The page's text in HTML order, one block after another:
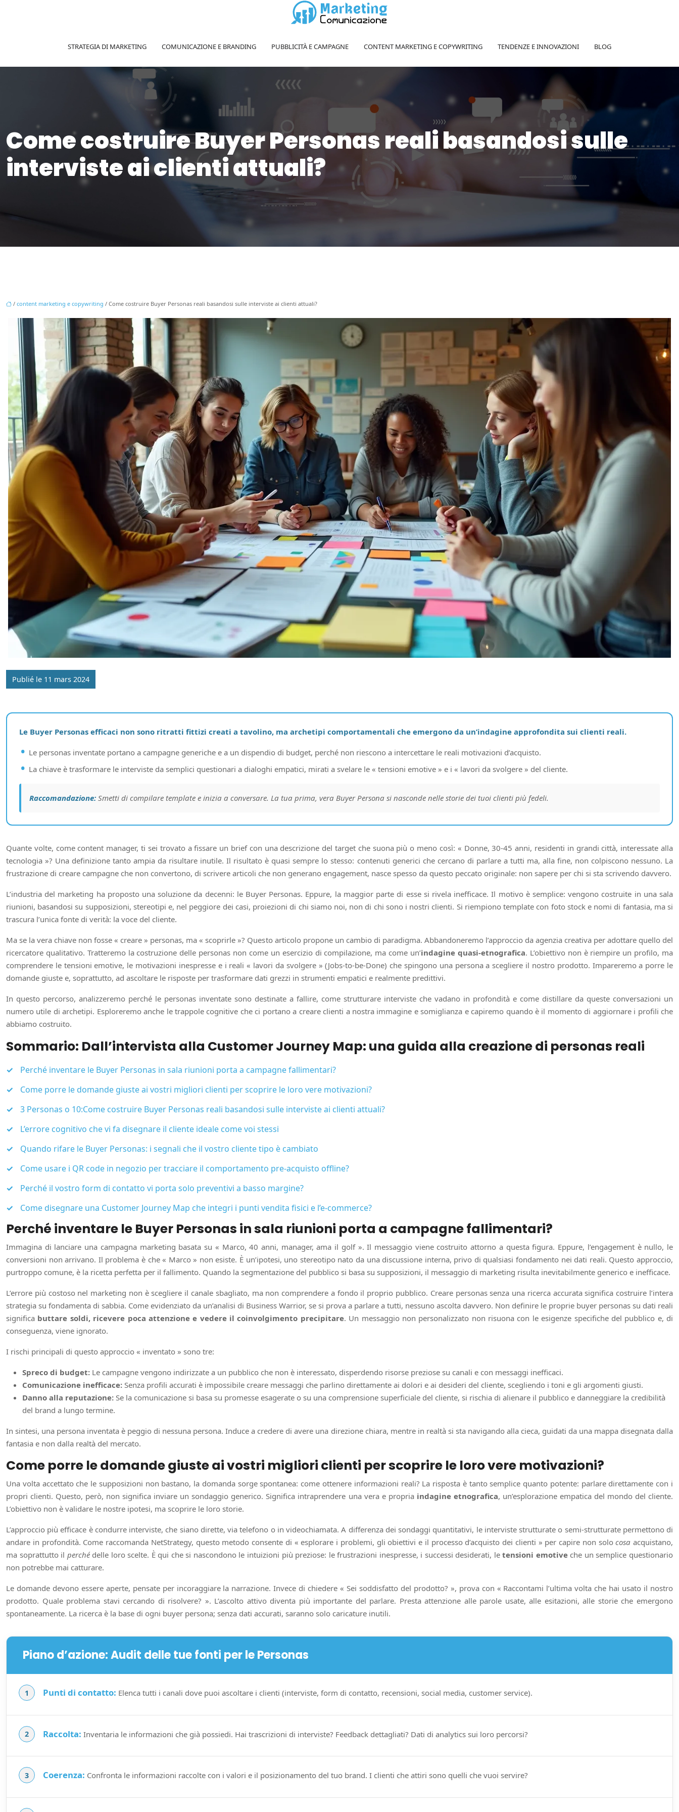
STRATEGIA DI MARKETING COMUNICAZIONE E BRANDING PUBBLICITÀ E CAMPAGNE CONTENT MARKETING E COPYWRITING TENDENZE E INNOVAZIONI BLOG
Come costruire Buyer Personas reali basandosi sulle
interviste ai clienti attuali?
/ content marketing e copywriting / Come costruire Buyer Personas reali basandosi sulle interviste ai clienti attuali?
Publié le 11 mars 2024
Le Buyer Personas efficaci non sono ritratti fittizi creati a tavolino, ma archetipi comportamentali che emergono da un’indagine approfondita sui clienti reali.
Le personas inventate portano a campagne generiche e a un dispendio di budget, perché non riescono a intercettare le reali motivazioni d’acquisto.
La chiave è trasformare le interviste da semplici questionari a dialoghi empatici, mirati a svelare le « tensioni emotive » e i « lavori da svolgere » del cliente.
Raccomandazione: Smetti di compilare template e inizia a conversare. La tua prima, vera Buyer Persona si nasconde nelle storie dei tuoi clienti più fedeli.
Quante volte, come content manager, ti sei trovato a fissare un brief con una descrizione del target che suona più o meno così: « Donne, 30-45 anni, residenti in grandi città, interessate alla
tecnologia »? Una definizione tanto ampia da risultare inutile. Il risultato è quasi sempre lo stesso: contenuti generici che cercano di parlare a tutti ma, alla fine, non colpiscono nessuno. La
frustrazione di creare campagne che non convertono, di scrivere articoli che non generano engagement, nasce spesso da questo peccato originale: non sapere per chi si sta scrivendo davvero.
L’industria del marketing ha proposto una soluzione da decenni: le Buyer Personas. Eppure, la maggior parte di esse si rivela inefficace. Il motivo è semplice: vengono costruite in una sala
riunioni, basandosi su supposizioni, stereotipi e, nel peggiore dei casi, proiezioni di chi siamo noi, non di chi sono i nostri clienti. Si riempiono template con foto stock e nomi di fantasia, ma si
trascura l’unica fonte di verità: la voce del cliente.
Ma se la vera chiave non fosse « creare » personas, ma « scoprirle »? Questo articolo propone un cambio di paradigma. Abbandoneremo l’approccio da agenzia creativa per adottare quello del
ricercatore qualitativo. Tratteremo la costruzione delle personas non come un esercizio di compilazione, ma come un’indagine quasi-etnografica. L’obiettivo non è riempire un profilo, ma
comprendere le tensioni emotive, le motivazioni inespresse e i reali « lavori da svolgere » (Jobs-to-be-Done) che spingono una persona a scegliere il nostro prodotto. Impareremo a porre le
domande giuste e, soprattutto, ad ascoltare le risposte per trasformare dati grezzi in strumenti empatici e realmente predittivi.
In questo percorso, analizzeremo perché le personas inventate sono destinate a fallire, come strutturare interviste che vadano in profondità e come distillare da queste conversazioni un
numero utile di archetipi. Esploreremo anche le trappole cognitive che ci portano a creare clienti a nostra immagine e somiglianza e capiremo quando è il momento di aggiornare i profili che
abbiamo costruito.
Sommario: Dall’intervista alla Customer Journey Map: una guida alla creazione di personas reali
Perché inventare le Buyer Personas in sala riunioni porta a campagne fallimentari?
Come porre le domande giuste ai vostri migliori clienti per scoprire le loro vere motivazioni?
3 Personas o 10:Come costruire Buyer Personas reali basandosi sulle interviste ai clienti attuali?
L’errore cognitivo che vi fa disegnare il cliente ideale come voi stessi
Quando rifare le Buyer Personas: i segnali che il vostro cliente tipo è cambiato
Come usare i QR code in negozio per tracciare il comportamento pre-acquisto offline?
Perché il vostro form di contatto vi porta solo preventivi a basso margine?
Come disegnare una Customer Journey Map che integri i punti vendita fisici e l’e-commerce?
Perché inventare le Buyer Personas in sala riunioni porta a campagne fallimentari?
Immagina di lanciare una campagna marketing basata su « Marco, 40 anni, manager, ama il golf ». Il messaggio viene costruito attorno a questa figura. Eppure, l’engagement è nullo, le
conversioni non arrivano. Il problema è che « Marco » non esiste. È un’ipotesi, uno stereotipo nato da una discussione interna, privo di qualsiasi fondamento nei dati reali. Questo approccio,
purtroppo comune, è la ricetta perfetta per il fallimento. Quando la segmentazione del pubblico si basa su supposizioni, il messaggio di marketing risulta inevitabilmente generico e inefficace.
L’errore più costoso nel marketing non è scegliere il canale sbagliato, ma non comprendere a fondo il proprio pubblico. Creare personas senza una ricerca accurata significa costruire l’intera
strategia su fondamenta di sabbia. Come evidenziato da un’analisi di Business Warrior, se si prova a parlare a tutti, nessuno ascolta davvero. Non definire le proprie buyer personas su dati reali
significa buttare soldi, ricevere poca attenzione e vedere il coinvolgimento precipitare. Un messaggio non personalizzato non risuona con le esigenze specifiche del pubblico e, di
conseguenza, viene ignorato.
I rischi principali di questo approccio « inventato » sono tre:
Spreco di budget: Le campagne vengono indirizzate a un pubblico che non è interessato, disperdendo risorse preziose su canali e con messaggi inefficaci.
Comunicazione inefficace: Senza profili accurati è impossibile creare messaggi che parlino direttamente ai dolori e ai desideri del cliente, scegliendo i toni e gli argomenti giusti.
Danno alla reputazione: Se la comunicazione si basa su promesse esagerate o su una comprensione superficiale del cliente, si rischia di alienare il pubblico e danneggiare la credibilità
del brand a lungo termine.
In sintesi, una persona inventata è peggio di nessuna persona. Induce a credere di avere una direzione chiara, mentre in realtà si sta navigando alla cieca, guidati da una mappa disegnata dalla
fantasia e non dalla realtà del mercato.
Come porre le domande giuste ai vostri migliori clienti per scoprire le loro vere motivazioni?
Una volta accettato che le supposizioni non bastano, la domanda sorge spontanea: come ottenere informazioni reali? La risposta è tanto semplice quanto potente: parlare direttamente con i
propri clienti. Questo, però, non significa inviare un sondaggio generico. Significa intraprendere una vera e propria indagine etnografica, un’esplorazione empatica del mondo del cliente.
L’obiettivo non è validare le nostre ipotesi, ma scoprire le loro storie.
L’approccio più efficace è condurre interviste, che siano dirette, via telefono o in videochiamata. A differenza dei sondaggi quantitativi, le interviste strutturate o semi-strutturate permettono di
andare in profondità. Come raccomanda NetStrategy, questo metodo consente di « esplorare i problemi, gli obiettivi e il processo d’acquisto dei clienti » per capire non solocosa acquistano,
ma soprattutto il perchédelle loro scelte. È qui che si nascondono le intuizioni più preziose: le frustrazioni inespresse, i successi desiderati, letensioni emotiveche un semplice questionario
non potrebbe mai catturare.
Le domande devono essere aperte, pensate per incoraggiare la narrazione. Invece di chiedere « Sei soddisfatto del prodotto? », prova con « Raccontami l’ultima volta che hai usato il nostro
prodotto. Quale problema stavi cercando di risolvere? ». L’ascolto attivo diventa più importante del parlare. Presta attenzione alle parole usate, alle esitazioni, alle storie che emergono
spontaneamente. La ricerca è la base di ogni buyer persona; senza dati accurati, saranno solo caricature inutili.
Piano d’azione: Audit delle tue fonti per le Personas
Punti di contatto: Elenca tutti i canali dove puoi ascoltare i clienti (interviste, form di contatto, recensioni, social media, customer service).
Raccolta: Inventaria le informazioni che già possiedi. Hai trascrizioni di interviste? Feedback dettagliati? Dati di analytics sui loro percorsi?
Coerenza: Confronta le informazioni raccolte con i valori e il posizionamento del tuo brand. I clienti che attiri sono quelli che vuoi servire?